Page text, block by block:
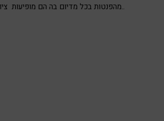
מהפנטות בכל מדיום בה הם מופיעות ציור, פיסול, ועוד..